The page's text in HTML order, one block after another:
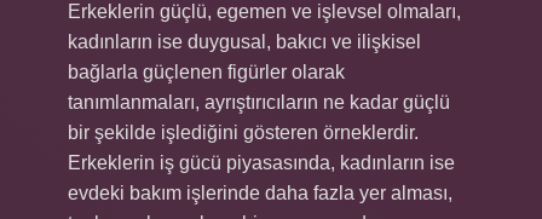
Erkeklerin güçlü, egemen ve işlevsel olmaları,
kadınların ise duygusal, bakıcı ve ilişkisel
bağlarla güçlenen figürler olarak
tanımlanmaları, ayrıştırıcıların ne kadar güçlü
bir şekilde işlediğini gösteren örneklerdir.
Erkeklerin iş gücü piyasasında, kadınların ise
evdeki bakım işlerinde daha fazla yer alması,